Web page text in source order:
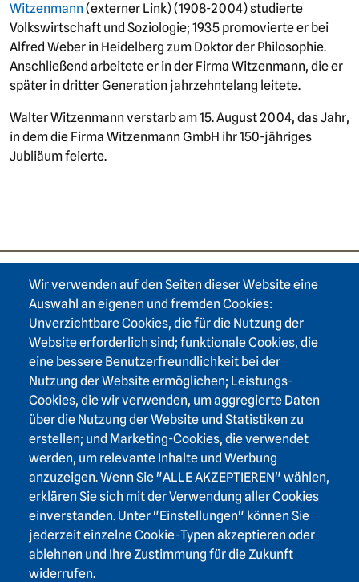
Wir verwenden auf den Seiten dieser Website eine
Auswahl an eigenen und fremden Cookies:
Unverzichtbare Cookies, die für die Nutzung der
Website erforderlich sind; funktionale Cookies, die
eine bessere Benutzerfreundlichkeit bei der
Nutzung der Website ermöglichen; Leistungs-
Cookies, die wir verwenden, um aggregierte Daten
über die Nutzung der Website und Statistiken zu
erstellen; und Marketing-Cookies, die verwendet
werden, um relevante Inhalte und Werbung
anzuzeigen. Wenn Sie "ALLE AKZEPTIEREN" wählen,
erklären Sie sich mit der Verwendung aller Cookies
einverstanden. Unter "Einstellungen" können Sie
jederzeit einzelne Cookie-Typen akzeptieren oder
ablehnen und Ihre Zustimmung für die Zukunft
widerrufen.
Witzenmann (externer Link) (1908-2004) studierte
Volkswirtschaft und Soziologie; 1935 promovierte er bei
Alfred Weber in Heidelberg zum Doktor der Philosophie.
Anschließend arbeitete er in der Firma Witzenmann, die er
später in dritter Generation jahrzehntelang leitete.
Walter Witzenmann verstarb am 15. August 2004, das Jahr,
in dem die Firma Witzenmann GmbH ihr 150-jähriges
Jubliäum feierte.
Footer area one
Footer area two
Login Intranet
Presse
Footer area three
Heidelberger Akademie der Wissenschaften
Karlstraße 4
69117 Heidelberg
+49 6221 / 54 32 65
hadw@hadw-bw.de